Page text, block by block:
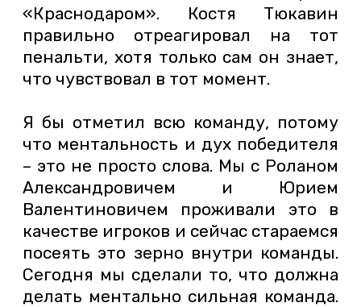
«Краснодаром». Костя Тюкавин
правильно отреагировал на тот
пенальти, хотя только сам он знает,
что чувствовал в тот момент.
Я бы отметил всю команду, потому
что ментальность и дух победителя
– это не просто слова. Мы с Роланом
Александровичем и Юрием
Валентиновичем проживали это в
качестве игроков и сейчас стараемся
посеять это зерно внутри команды.
Сегодня мы сделали то, что должна
делать ментально сильная команда.